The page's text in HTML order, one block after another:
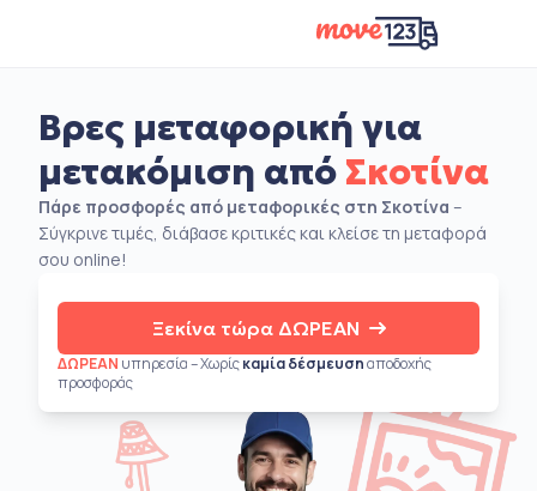
Βρες μεταφορική για
μετακόμιση από Σκοτίνα
Πάρε προσφορές από μεταφορικές στη Σκοτίνα –
Σύγκρινε τιμές, διάβασε κριτικές και κλείσε τη μεταφορά
σου online!
Ξεκίνα τώρα ΔΩΡΕΑΝ
ΔΩΡΕΑΝ υπηρεσία – Χωρίςκαμία δέσμευσηαποδοχής
προσφοράς